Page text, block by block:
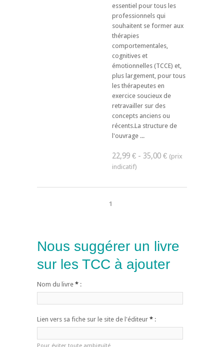
essentiel pour tous les
professionnels qui
souhaitent se former aux
thérapies
comportementales,
cognitives et
émotionnelles (TCCE) et,
plus largement, pour tous
les thérapeutes en
exercice soucieux de
retravailler sur des
concepts anciens ou
récents.La structure de
l'ouvrage ...
22,99 € - 35,00 €
1
Nous suggérer un livre
sur les TCC à ajouter
Nom du livre * :
Lien vers sa fiche sur le site de l'éditeur * :
Pour éviter toute ambiguïté